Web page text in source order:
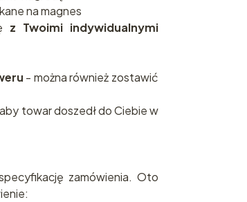
na magnes
z Twoimi indywidualnymi
- można również zostawić
aby towar doszedł do Ciebie w
zamówienia. Oto